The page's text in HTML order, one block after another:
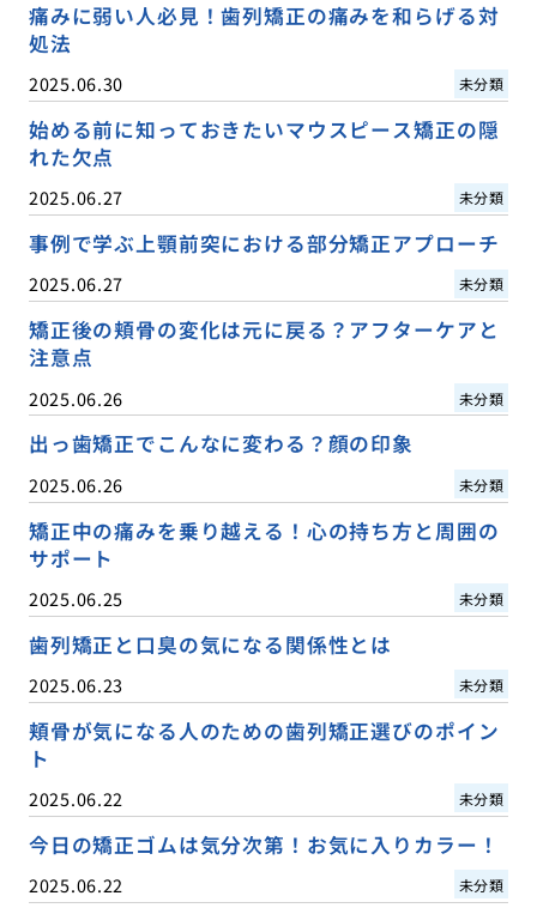
痛みに弱い人必見！歯列矯正の痛みを和らげる対
処法
2025.06.30 未分類
始める前に知っておきたいマウスピース矯正の隠
れた欠点
2025.06.27 未分類
事例で学ぶ上顎前突における部分矯正アプローチ
2025.06.27 未分類
矯正後の頬骨の変化は元に戻る？アフターケアと
注意点
2025.06.26 未分類
出っ歯矯正でこんなに変わる？顔の印象
2025.06.26 未分類
矯正中の痛みを乗り越える！心の持ち方と周囲の
サポート
2025.06.25 未分類
歯列矯正と口臭の気になる関係性とは
2025.06.23 未分類
頬骨が気になる人のための歯列矯正選びのポイン
ト
2025.06.22 未分類
今日の矯正ゴムは気分次第！お気に入りカラー！
2025.06.22 未分類